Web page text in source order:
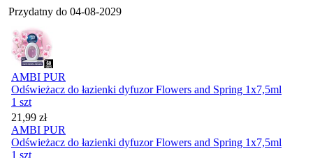
Przydatny do 04-08-2029
AMBI PUR
Odświeżacz do łazienki dyfuzor Flowers and Spring 1x7,5ml
1 szt
Cena
21,99 zł
AMBI PUR
Odświeżacz do łazienki dyfuzor Flowers and Spring 1x7,5ml
1 szt